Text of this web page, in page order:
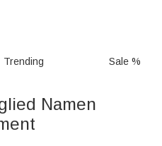
Trending Sale %
Namen